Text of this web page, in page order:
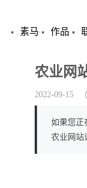
素马 作品
农业网
2022-09-15
如果您正
农业网站